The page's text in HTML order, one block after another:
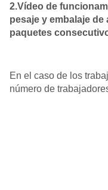
2.Vídeo de
pesaje y embalaje
paquetes
En el caso de los
número de